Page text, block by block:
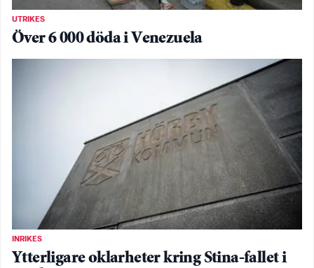
UTRIKES
Över 6 000 döda i Venezuela
INRIKES
Ytterligare oklarheter kring Stina-fallet i